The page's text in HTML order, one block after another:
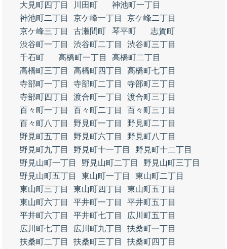
大見町四丁目
川田町
神池町一丁目
神池町二丁目
京ケ峰一丁目
京ケ峰二丁目
京ケ峰三丁目
古瀬間町 琴平町
志賀町
渋谷町一丁目
渋谷町二丁目
渋谷町三丁目
千石町
高橋町一丁目
高橋町二丁目
高橋町三丁目
高橋町四丁目
高橋町七丁目
寺部町一丁目
寺部町二丁目
寺部町三丁目
寺部町四丁目
渡合町一丁目
渡合町三丁目
百々町一丁目
百々町二丁目
百々町三丁目
百々町八丁目
野見町一丁目
野見町二丁目
野見町五丁目
野見町六丁目
野見町八丁目
野見町九丁目
野見町十一丁目
野見町十二丁目
野見山町一丁目
野見山町二丁目
野見山町三丁目
野見山町五丁目
東山町一丁目
東山町二丁目
東山町三丁目
東山町四丁目
東山町五丁目
東山町六丁目
平井町一丁目
平井町五丁目
平井町六丁目
平井町七丁目
広川町五丁目
広川町七丁目
広川町九丁目
扶桑町一丁目
扶桑町二丁目
扶桑町三丁目 扶桑町四丁目